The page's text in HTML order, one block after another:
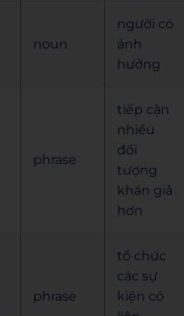
noun
người có
ảnh
hưởng
phrase
tiếp cận
nhiều
đối
tượng
khán giả
hơn
phrase
tổ chức
các sự
kiện có